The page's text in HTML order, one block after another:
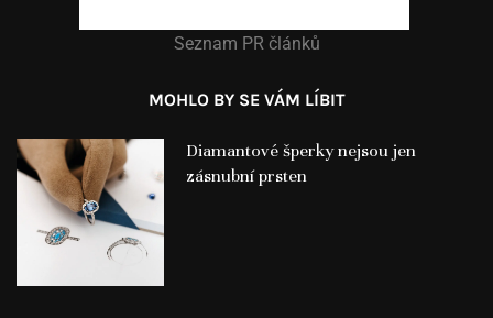
Seznam PR článků
MOHLO BY SE VÁM LÍBIT
Diamantové šperky nejsou jen
zásnubní prsten